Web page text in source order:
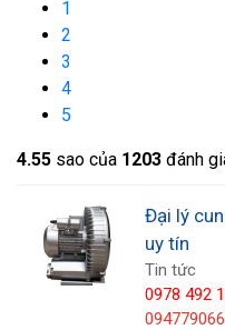
Bên cạnh đó chúng
sau khi mua hàng
và các chính sách
1
2
3
4
5
4.55 sao của 1203 đánh
Đại lý
uy tín
Tin tức
0978 492